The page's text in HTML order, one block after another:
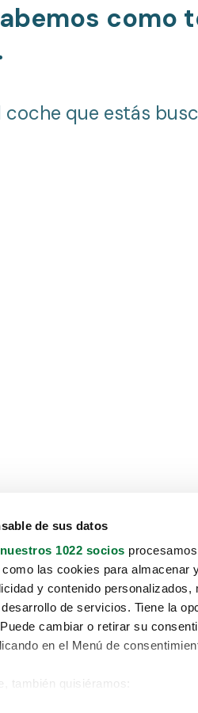
de sus datos
nuestros 1022 socios
las cookies para almacenar
y contenido
de servicios. Tiene la
cambiar o retirar su
en el Menú de
también quisiéramos:
como
que estás